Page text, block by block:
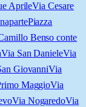
AprileVia Cesare
Piazza
Benso conte
Via San DanieleVia
GiovanniVia
MaggioVia
Via NogaredoVia